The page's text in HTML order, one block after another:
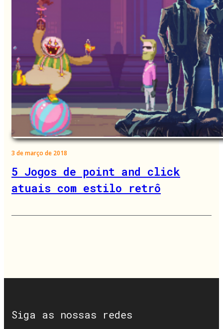
3 de março de 2018
5 Jogos de point and click
atuais com estilo retrô
Siga as nossas redes